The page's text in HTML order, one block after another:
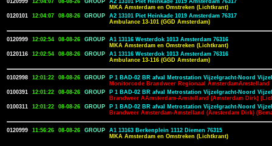
0120999 12:04:07 08-08-26 GROUP
A2 13101 Piet Heinkade 1019 Amsterdam 76317
MKA Amsterdam en Omstreken (Lichtkrant)
0120101
12:04:07 08-08-26 GROUP
A2 13101 Piet Heinkade 1019 Amsterdam 76317
Ambulance 13-101 (GGD Amsterdam)
0120999 12:02:54 08-08-26 GROUP
A1 13116 Westerdok 1013 Amsterdam 76316
MKA Amsterdam en Omstreken (Lichtkrant)
0120116
12:02:54 08-08-26 GROUP
A1 13116 Westerdok 1013 Amsterdam 76316
Ambulance 13-116 (GGD Amsterdam)
0102998 12:01:22 08-08-26 GROUP
P 1 BAD-02 BR afval Metrostation Vijzelgracht-Noord
Monitorcode Brandweer Regionaal AmsterdamAmstelland
0100391
12:01:22 08-08-26 GROUP
P 1 BAD-02 BR afval Metrostation Vijzelgracht-Noord
Brandweer AAmsterdam-Amstelland (Amsterdam Dirk)
0100311
12:01:22 08-08-26 GROUP
P 1 BAD-02 BR afval Metrostation Vijzelgracht-Noord
Brandweer Amsterdam-Amstelland (Amsterdam Dirk)
0120999 11:56:26 08-08-26 GROUP
A1 13163 Berkenplein 1112 Diemen 76315
MKA Amsterdam en Omstreken (Lichtkrant)